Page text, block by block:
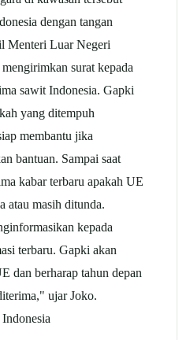
dengan tangan
Menteri Luar Negeri
surat kepada
sawit Indonesia. Gapki
yang ditempuh
membantu jika
bantuan. Sampai saat
kabar terbaru apakah UE
atau masih ditunda.
kepada
terbaru. Gapki akan
dan berharap tahun depan
ujar Joko.